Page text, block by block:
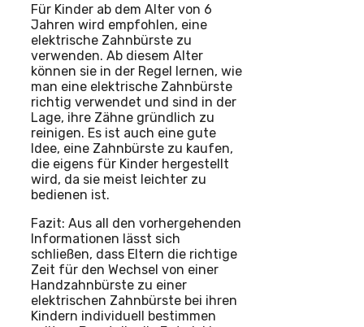
Für Kinder ab dem Alter von 6
Jahren wird empfohlen, eine
elektrische Zahnbürste zu
verwenden. Ab diesem Alter
können sie in der Regel lernen, wie
man eine elektrische Zahnbürste
richtig verwendet und sind in der
Lage, ihre Zähne gründlich zu
reinigen. Es ist auch eine gute
Idee, eine Zahnbürste zu kaufen,
die eigens für Kinder hergestellt
wird, da sie meist leichter zu
bedienen ist.
Fazit: Aus all den vorhergehenden
Informationen lässt sich
schließen, dass Eltern die richtige
Zeit für den Wechsel von einer
Handzahnbürste zu einer
elektrischen Zahnbürste bei ihren
Kindern individuell bestimmen